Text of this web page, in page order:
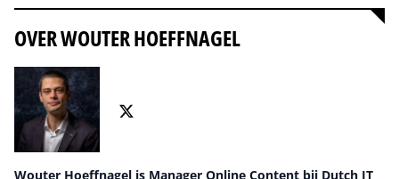
OVER WOUTER HOEFFNAGEL
Wouter Hoeffnagel is Manager Online Content bij Dutch IT